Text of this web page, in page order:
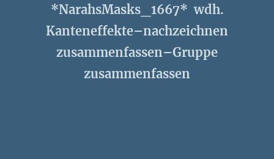
*NarahsMasks_1667* wdh.
Kanteneffekte–nachzeichnen
zusammenfassen–Gruppe
zusammenfassen